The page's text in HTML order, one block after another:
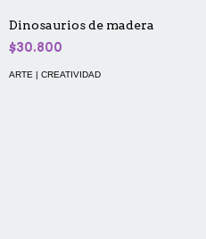
Dinosaurios de madera
$30.800
ARTE | CREATIVIDAD